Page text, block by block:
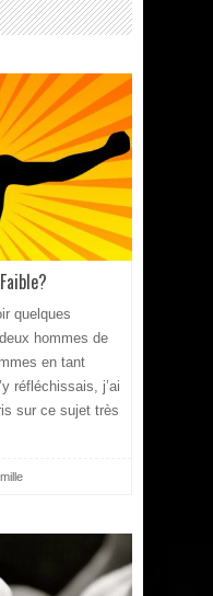
quelques
hommes de
en tant
réfléchissais, j’ai
sur ce sujet très